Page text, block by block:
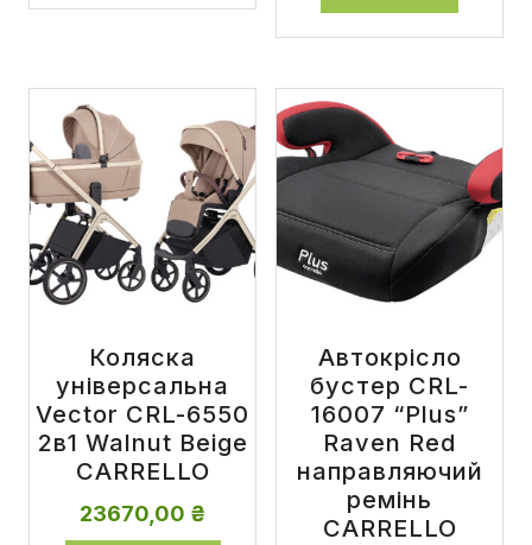
Коляска
універсальна
Vector CRL-6550
2в1 Walnut Beige
CARRELLO
23670,00 ₴
Автокрісло
бустер CRL-
16007 “Plus”
Raven Red
направляючий
ремінь
CARRELLO